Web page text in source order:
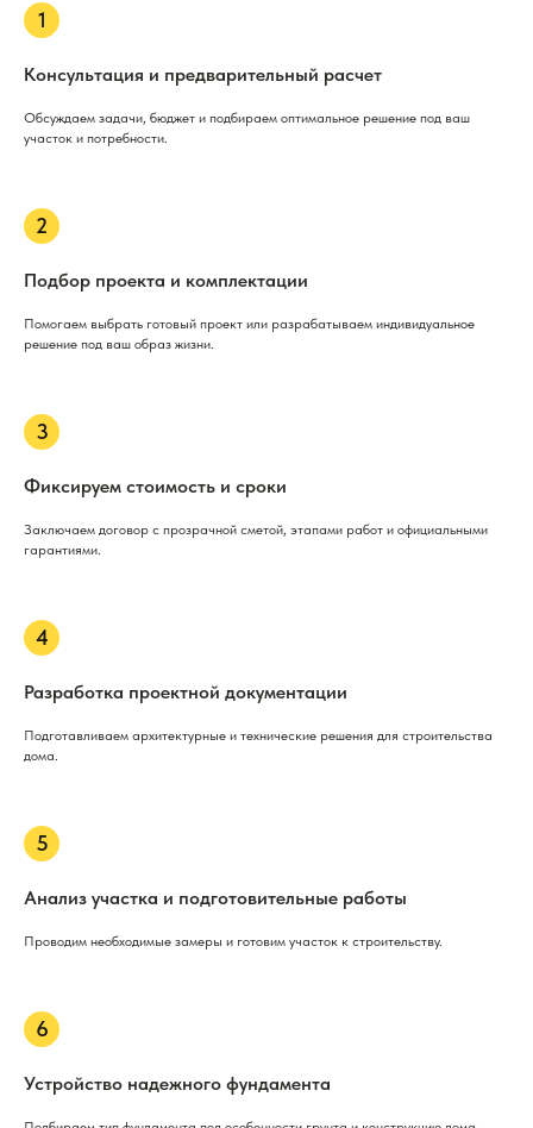
Консультация и предварительный расчет
Обсуждаем задачи, бюджет и подбираем оптимальное решение под ваш
участок и потребности.
Подбор проекта и комплектации
Помогаем выбрать готовый проект или разрабатываем индивидуальное
решение под ваш образ жизни.
Фиксируем стоимость и сроки
Заключаем договор с прозрачной сметой, этапами работ и официальными
гарантиями.
Разработка проектной документации
Подготавливаем архитектурные и технические решения для строительства
дома.
Анализ участка и подготовительные работы
Проводим необходимые замеры и готовим участок к строительству.
Устройство надежного фундамента